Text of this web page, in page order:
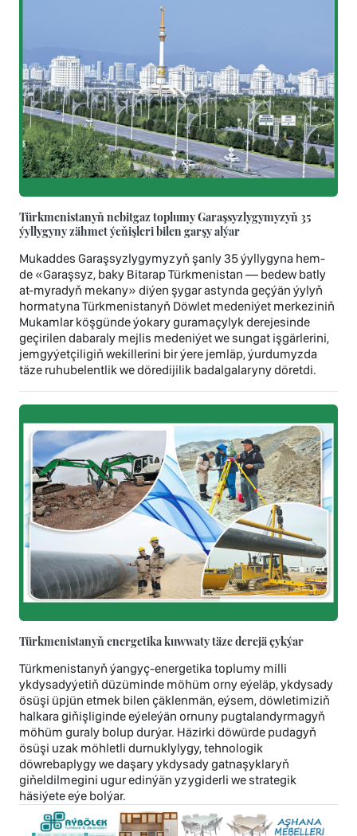
Türkmenistanyň nebitgaz toplumy Garaşsyzlygymyzyň 35
ýyllygyny zähmet ýeňişleri bilen garşy alýar
Mukaddes Garaşsyzlygymyzyň şanly 35 ýyllygyna hem-
de «Garaşsyz, baky Bitarap Türkmenistan — bedew batly
at-myradyň mekany» diýen şygar astynda geçýän ýylyň
hormatyna Türkmenistanyň Döwlet medeniýet merkeziniň
Mukamlar köşgünde ýokary guramaçylyk derejesinde
geçirilen dabaraly mejlis medeniýet we sungat işgärlerini,
jemgyýetçiligiň wekillerini bir ýere jemläp, ýurdumyzda
täze ruhubelentlik we döredijilik badalgalaryny döretdi.
Türkmenistanyň energetika kuwwaty täze derejä çykýar
Türkmenistanyň ýangyç-energetika toplumy milli
ykdysadyýetiň düzüminde möhüm orny eýeläp, ykdysady
ösüşi üpjün etmek bilen çäklenmän, eýsem, döwletimiziň
halkara giňişliginde eýeleýän ornuny pugtalandyrmagyň
möhüm guraly bolup durýar. Häzirki döwürde pudagyň
ösüşi uzak möhletli durnuklylygy, tehnologik
döwrebaplygy we daşary ykdysady gatnaşyklaryň
giňeldilmegini ugur edinýän yzygiderli we strategik
häsiýete eýe bolýar.